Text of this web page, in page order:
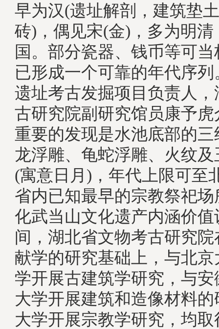
早为汉(遗址解剖，建筑垫
砖)，偶见宋(金)，多为明清
国。部分瓷器、钱币等可
已形成一个可靠的年代
遗址考古发掘项目负责人
古研究院副研究馆员康予
重要的发现是水池底部的
龙浮雕、龟蛇浮雕、火纹
(寓意日月)，年代上限可至
省内已知最早的宗教祭
化武当山文化遗产内涵价
间，湖北省文物考古研究
献学的研究基础上，与北
学开展古建筑学研究，与
大学开展建筑和造像材料
大学开展宗教学研究，均